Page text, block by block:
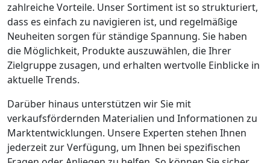
zahlreiche Vorteile. Unser Sortiment ist so strukturiert,
dass es einfach zu navigieren ist, und regelmäßige
Neuheiten sorgen für ständige Spannung. Sie haben
die Möglichkeit, Produkte auszuwählen, die Ihrer
Zielgruppe zusagen, und erhalten wertvolle Einblicke in
aktuelle Trends.
Darüber hinaus unterstützen wir Sie mit
verkaufsfördernden Materialien und Informationen zu
Marktentwicklungen. Unsere Experten stehen Ihnen
jederzeit zur Verfügung, um Ihnen bei spezifischen